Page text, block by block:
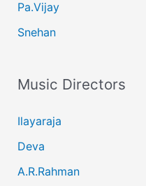
Pa.Vijay
Snehan
Music Directors
Ilayaraja
Deva
A.R.Rahman